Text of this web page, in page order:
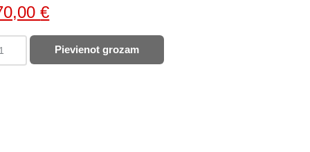
€Current
price
is:
Pievienot grozam